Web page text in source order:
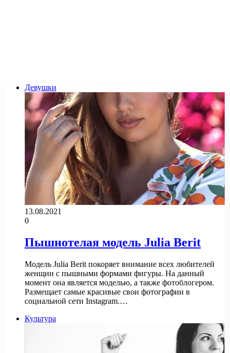
Девушки
13.08.2021
0
Пышнотелая модель Julia Berit
Модель Julia Berit покоряет внимание всех любителей
женщин с пышными формами фигуры. На данный
момент она является моделью, а также фотоблогером.
Размещает самые красивые свои фотографии в
социальной сети Instagram.…
Культура